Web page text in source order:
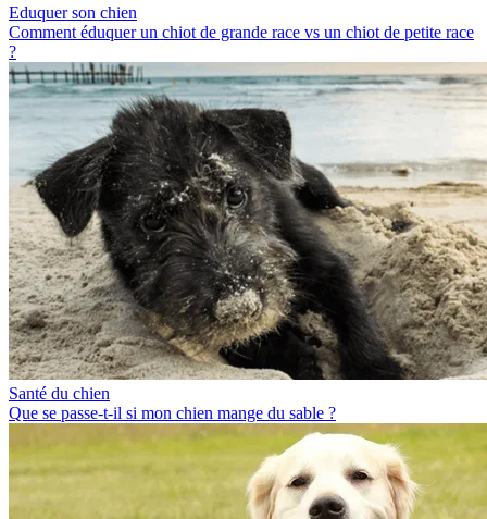
Eduquer son chien
Comment éduquer un chiot de grande race vs un chiot de petite race
?
Santé du chien
Que se passe-t-il si mon chien mange du sable ?